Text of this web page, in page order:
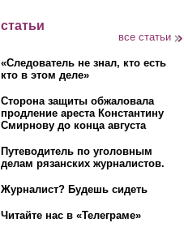
статьи
все статьи
«Следователь не знал, кто есть
кто в этом деле»
Сторона защиты обжаловала
продление ареста Константину
Смирнову до конца августа
Путеводитель по уголовным
делам рязанских журналистов.
Журналист? Будешь сидеть
Читайте нас в «Телеграме»